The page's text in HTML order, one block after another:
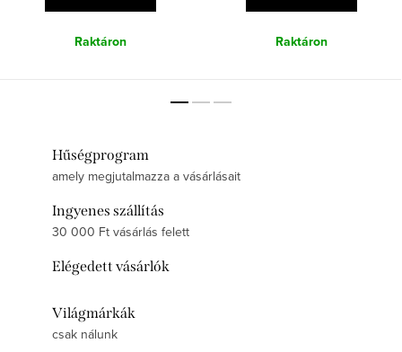
Raktáron Raktáron
Hűségprogram
amely megjutalmazza a vásárlásait
Ingyenes szállítás
30 000 Ft vásárlás felett
Elégedett vásárlók
Világmárkák
csak nálunk